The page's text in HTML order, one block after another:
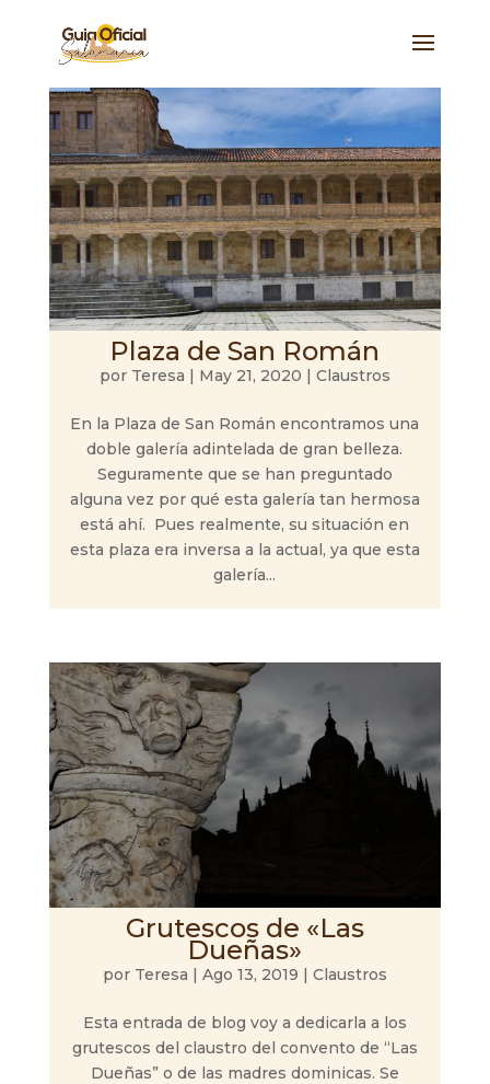
Plaza de San Román
por Teresa | May 21, 2020 | Claustros
En la Plaza de San Román encontramos una
doble galería adintelada de gran belleza.
Seguramente que se han preguntado
alguna vez por qué esta galería tan hermosa
está ahí. Pues realmente, su situación en
esta plaza era inversa a la actual, ya que esta
galería...
Grutescos de «Las
Dueñas»
por Teresa | Ago 13, 2019 | Claustros
Esta entrada de blog voy a dedicarla a los
grutescos del claustro del convento de “Las
Dueñas” o de las madres dominicas. Se